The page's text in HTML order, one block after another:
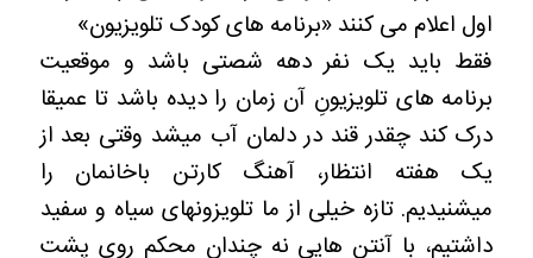
اول اعلام می کنند «برنامه های کودک تلویزیون»
فقط باید یک نفر دهه شصتی باشد و موقعیت
برنامه های تلویزیونِ آن زمان را دیده باشد تا عمیقا
درک کند چقدر قند در دلمان آب میشد وقتی بعد از
یک هفته انتظار، آهنگ کارتن باخانمان را
میشنیدیم. تازه خیلی از ما تلویزونهای سیاه و سفید
داشتیم، با آنتن هایی نه چندان محکم روی پشت